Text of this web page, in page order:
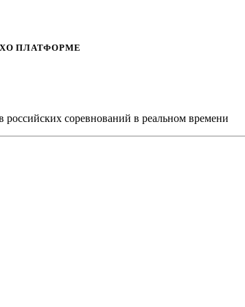
О ПЛАТФОРМЕ
соревнований в реальном времени